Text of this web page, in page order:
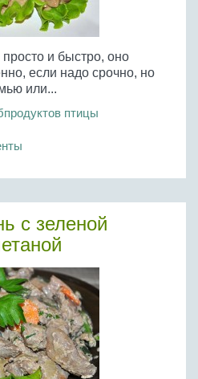
и быстро, оно
если надо срочно, но
или...
птицы
с зеленой